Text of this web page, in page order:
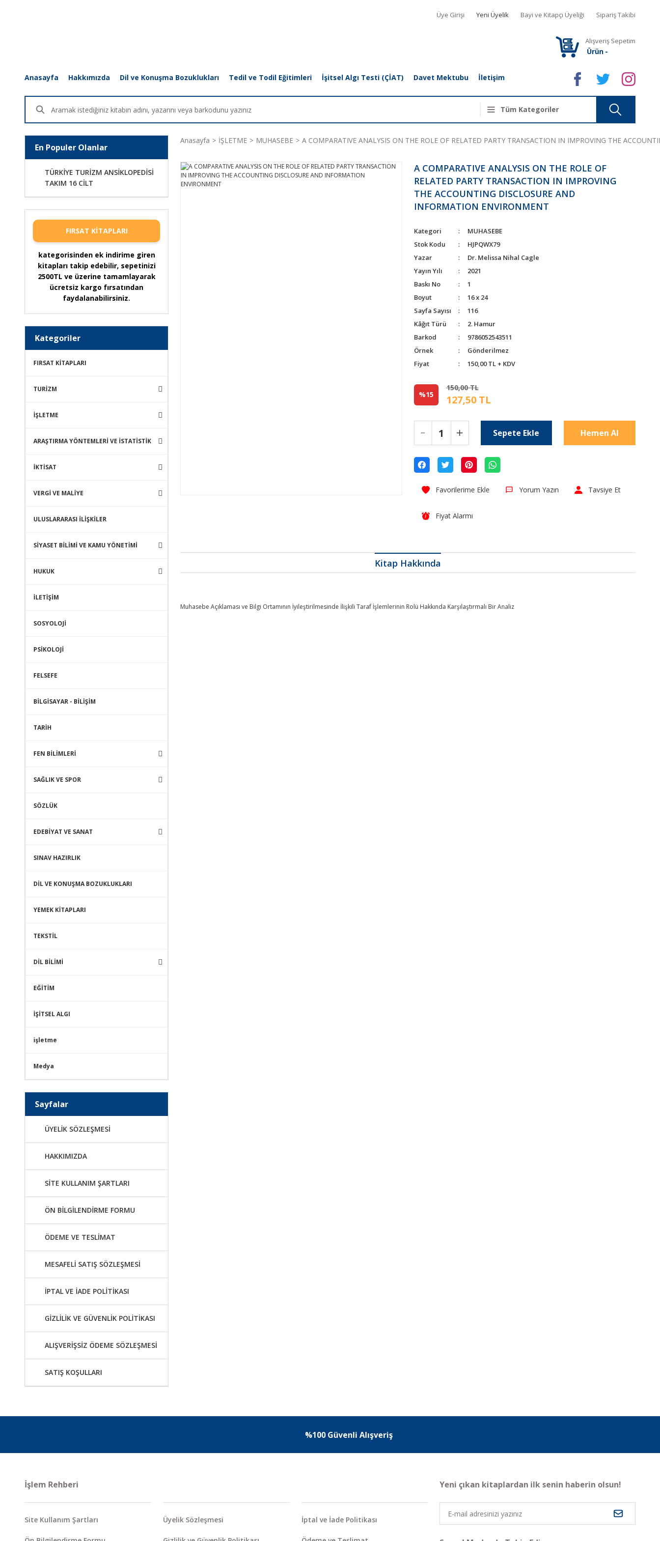
Üye Girişi Yeni Üyelik Bayi ve Kitapçı Üyeliği Sipariş Takibi
Alışveriş Sepetim
Ürün -
Anasayfa Hakkımızda Dil ve Konuşma Bozuklukları Tedil ve Todil Eğitimleri İşitsel Algı Testi (ÇİAT) Davet Mektubu İletişim
En Populer Olanlar
TÜRKİYE TURİZM ANSİKLOPEDİSİ
TAKIM 16 CİLT
FIRSAT KİTAPLARI
kategorisinden ek indirime giren
kitapları takip edebilir, sepetinizi
2500TL ve üzerine tamamlayarak
ücretsiz kargo fırsatından
faydalanabilirsiniz.
Kategoriler
FIRSAT KİTAPLARI
TURİZM
İŞLETME
ARAŞTIRMA YÖNTEMLERİ VE İSTATİSTİK
İKTİSAT
VERGİ VE MALİYE
ULUSLARARASI İLİŞKİLER
SİYASET BİLİMİ VE KAMU YÖNETİMİ
HUKUK
İLETİŞİM
SOSYOLOJİ
PSİKOLOJİ
FELSEFE
BİLGİSAYAR - BİLİŞİM
TARİH
FEN BİLİMLERİ
SAĞLIK VE SPOR
SÖZLÜK
EDEBİYAT VE SANAT
SINAV HAZIRLIK
DİL VE KONUŞMA BOZUKLUKLARI
YEMEK KİTAPLARI
TEKSTİL
DİL BİLİMİ
EĞİTİM
İŞİTSEL ALGI
işletme
Medya
Sayfalar
ÜYELİK SÖZLEŞMESİ
HAKKIMIZDA
SİTE KULLANIM ŞARTLARI
ÖN BİLGİLENDİRME FORMU
ÖDEME VE TESLİMAT
MESAFELİ SATIŞ SÖZLEŞMESİ
İPTAL VE İADE POLİTİKASI
GİZLİLİK VE GÜVENLİK POLİTİKASI
ALIŞVERİŞSİZ ÖDEME SÖZLEŞMESİ
SATIŞ KOŞULLARI
Anasayfa İŞLETME MUHASEBE A COMPARATIVE ANALYSIS ON THE ROLE OF RELATED PARTY TRANSACTION IN IMPROVING THE
A COMPARATIVE ANALYSIS ON THE ROLE OF
RELATED PARTY TRANSACTION IN IMPROVING
THE ACCOUNTING DISCLOSURE AND
INFORMATION ENVIRONMENT
Kategori
MUHASEBE
Stok Kodu
HJPQWX79
Yazar
Dr. Melissa Nihal Cagle
Yayın Yılı
2021
Baskı No
1
Boyut
16 x 24
Sayfa Sayısı
116
Kâğıt Türü
2. Hamur
Barkod
9786052543511
Örnek
Gönderilmez
Fiyat
150,00 TL + KDV
%15
150,00 TL
127,50 TL
Sepete Ekle Hemen Al
Yorum Yazın Tavsiye Et
Fiyat Alarmı
Kitap Hakkında
Muhasebe Açıklaması ve Bilgi Ortamının İyileştirilmesinde İlişkili Taraf İşlemlerinin Rolü Hakkında Karşılaştırmalı Bir Analiz
%100 Güvenli Alışveriş
İşlem Rehberi
Site Kullanım Şartları Üyelik Sözleşmesi İptal ve İade Politikası
Yeni çıkan kitaplardan ilk senin haberin olsun!